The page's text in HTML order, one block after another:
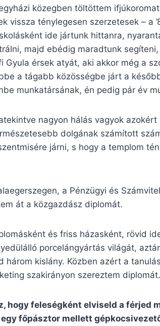
közegben töltöttem
vissza ténylegesen szerzetesek – a
ide jártunk hittanra,
majd ebédig maradtunk
érsek atyát, aki akkor még a
a tágabb közösségbe járt a
munkatársának, én pedig pár év
nagyon hálás vagyok
dolgának számított
járni, s hogy a templom
a Pénzügyi és
át a közgazdász diplomát.
és friss házasként, rövid
porcelángyártás világát,
három kislány. Közben azért a
szakirányon szereztem diplomát.
hogy feleségként elviseld a férjed
főpásztor mellett